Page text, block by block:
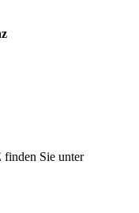
Sie unter